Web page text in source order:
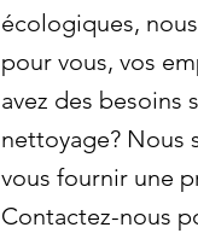
écologiques,
pour vous, vos
avez des besoins
nettoyage? Nous
vous fournir une
Contactez-nous